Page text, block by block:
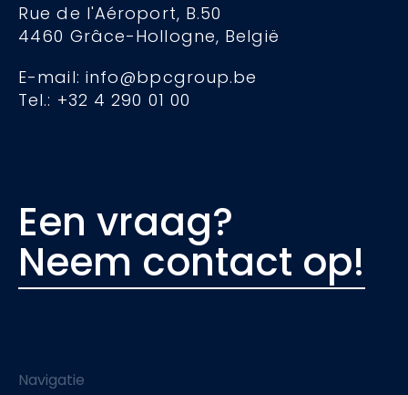
Rue de l'Aéroport, B.50
4460 Grâce-Hollogne, België
E-mail: info@bpcgroup.be
Tel.: +32 4 290 01 00
Een vraag?
Neem contact op!
Navigatie